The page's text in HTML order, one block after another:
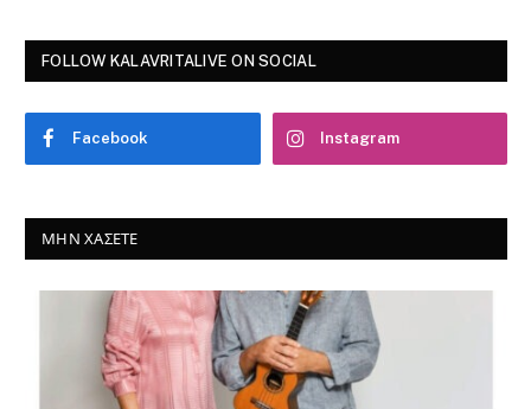
FOLLOW KALAVRITALIVE ON SOCIAL
Facebook Instagram
ΜΗΝ ΧΆΣΕΤΕ